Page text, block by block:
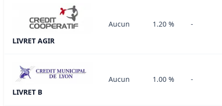
LIVRET AGIR
Aucun 1.20 % -
LIVRET B
Aucun 1.00 % -